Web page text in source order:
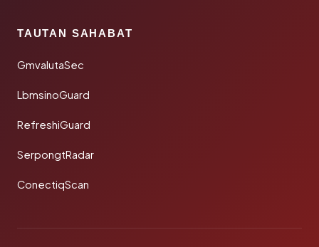
TAUTAN SAHABAT
GmvalutaSec
LbmsinoGuard
RefreshiGuard
SerpongtRadar
ConectiqScan